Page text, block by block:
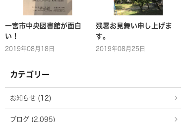
一宮市中央図書館が面白
い！
2019年08月18日
残暑お見舞い申し上げま
す。
2019年08月25日
カテゴリー
お知らせ (12)
ブログ (2,095)